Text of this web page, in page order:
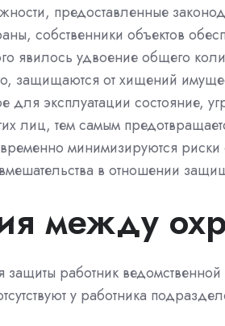
предоставленные
собственники объектов
явилось удвоение общего
защищаются от хищений
для эксплуатации
лиц, тем самым
минимизируются
в отношении
между
работник
у работника